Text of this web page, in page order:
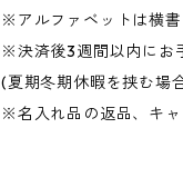
※アルファベットは横書
※決済後3週間以内にお
(夏期冬期休暇を挟む場
※名入れ品の返品、キャ